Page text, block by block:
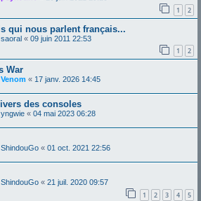
1 2
qui nous parlent français...
saoral « 09 juin 2011 22:53
1 2
War
Venom « 17 janv. 2026 14:45
des consoles
yngwie « 04 mai 2023 06:28
ShindouGo « 01 oct. 2021 22:56
ShindouGo « 21 juil. 2020 09:57
1 2 3 4 5